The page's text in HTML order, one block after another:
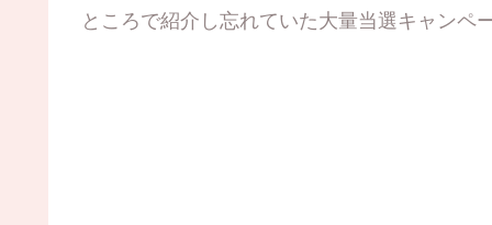
ところで紹介し忘れていた大量当選キャンペ